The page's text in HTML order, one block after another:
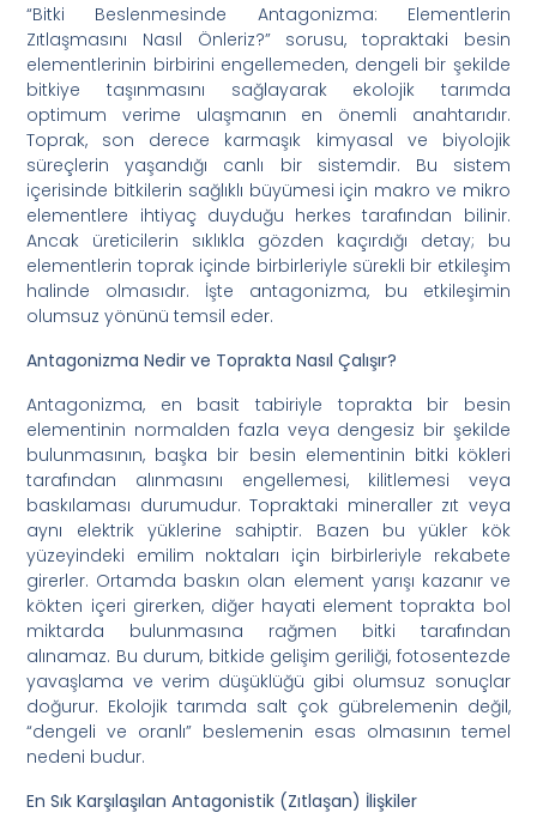
“Bitki Beslenmesinde Antagonizma: Elementlerin
Zıtlaşmasını Nasıl Önleriz?” sorusu, topraktaki besin
elementlerinin birbirini engellemeden, dengeli bir şekilde
bitkiye taşınmasını sağlayarak ekolojik tarımda
optimum verime ulaşmanın en önemli anahtarıdır.
Toprak, son derece karmaşık kimyasal ve biyolojik
süreçlerin yaşandığı canlı bir sistemdir. Bu sistem
içerisinde bitkilerin sağlıklı büyümesi için makro ve mikro
elementlere ihtiyaç duyduğu herkes tarafından bilinir.
Ancak üreticilerin sıklıkla gözden kaçırdığı detay; bu
elementlerin toprak içinde birbirleriyle sürekli bir etkileşim
halinde olmasıdır. İşte antagonizma, bu etkileşimin
olumsuz yönünü temsil eder.
Antagonizma Nedir ve Toprakta Nasıl Çalışır?
Antagonizma, en basit tabiriyle toprakta bir besin
elementinin normalden fazla veya dengesiz bir şekilde
bulunmasının, başka bir besin elementinin bitki kökleri
tarafından alınmasını engellemesi, kilitlemesi veya
baskılaması durumudur. Topraktaki mineraller zıt veya
aynı elektrik yüklerine sahiptir. Bazen bu yükler kök
yüzeyindeki emilim noktaları için birbirleriyle rekabete
girerler. Ortamda baskın olan element yarışı kazanır ve
kökten içeri girerken, diğer hayati element toprakta bol
miktarda bulunmasına rağmen bitki tarafından
alınamaz. Bu durum, bitkide gelişim geriliği, fotosentezde
yavaşlama ve verim düşüklüğü gibi olumsuz sonuçlar
doğurur. Ekolojik tarımda salt çok gübrelemenin değil,
“dengeli ve oranlı” beslemenin esas olmasının temel
nedeni budur.
En Sık Karşılaşılan Antagonistik (Zıtlaşan) İlişkiler